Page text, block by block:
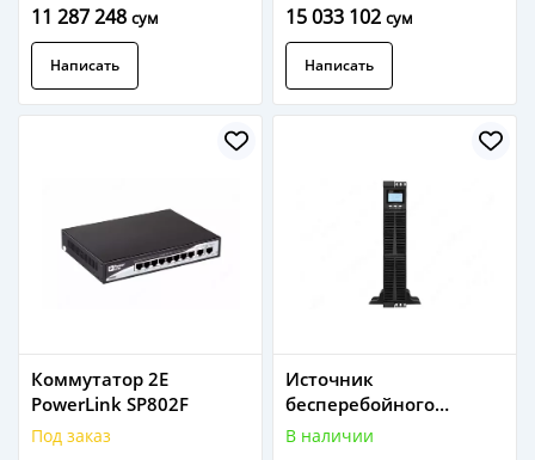
6, Bluetooth 5.3, камера
5MP IR, Cloud Grey
11 287 248 сум
Написать
15 033 102 сум
Написать
Коммутатор 2E
PowerLink SP802F
Под заказ
Источник
бесперебойного
питания 2E OD3000RT
В наличии